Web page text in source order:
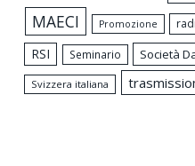
MAECI Promozione
RSI
Seminario Società
Svizzera italiana